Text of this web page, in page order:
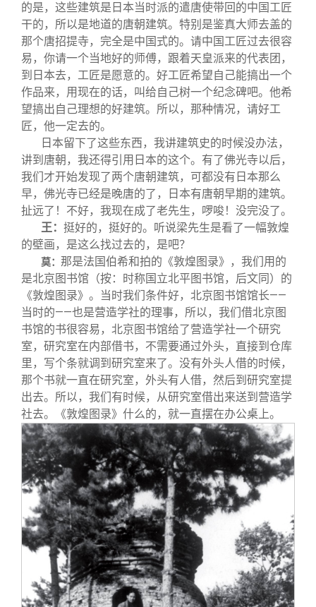
的是，这些建筑是日本当时派的遣唐使带回的中国工匠
干的，所以是地道的唐朝建筑。特别是鉴真大师去盖的
那个唐招提寺，完全是中国式的。请中国工匠过去很容
易，你请一个当地好的师傅，跟着天皇派来的代表团，
到日本去，工匠是愿意的。好工匠希望自己能搞出一个
作品来，用现在的话，叫给自己树一个纪念碑吧。他希
望搞出自己理想的好建筑。所以，那种情况，请好工
匠，他一定去的。
日本留下了这些东西，我讲建筑史的时候没办法，
讲到唐朝，我还得引用日本的这个。有了佛光寺以后，
我们才开始发现了两个唐朝建筑，可都没有日本那么
早，佛光寺已经是晚唐的了，日本有唐朝早期的建筑。
扯远了！不好，我现在成了老先生，啰唆！没完没了。
王： 挺好的，挺好的。听说梁先生是看了一幅敦煌
的壁画，是这么找过去的，是吧？
莫： 那是法国伯希和拍的《敦煌图录》，我们用的
是北京图书馆（按：时称国立北平图书馆，后文同）的
《敦煌图录》。当时我们条件好，北京图书馆馆长——
当时的——也是营造学社的理事，所以，我们借北京图
书馆的书很容易，北京图书馆给了营造学社一个研究
室，研究室在内部借书，不需要通过外头，直接到仓库
里，写个条就调到研究室来了。没有外头人借的时候，
那个书就一直在研究室，外头有人借，然后到研究室提
出去。所以，我们有时候，从研究室借出来送到营造学
社去。《敦煌图录》什么的，就一直摆在办公桌上。